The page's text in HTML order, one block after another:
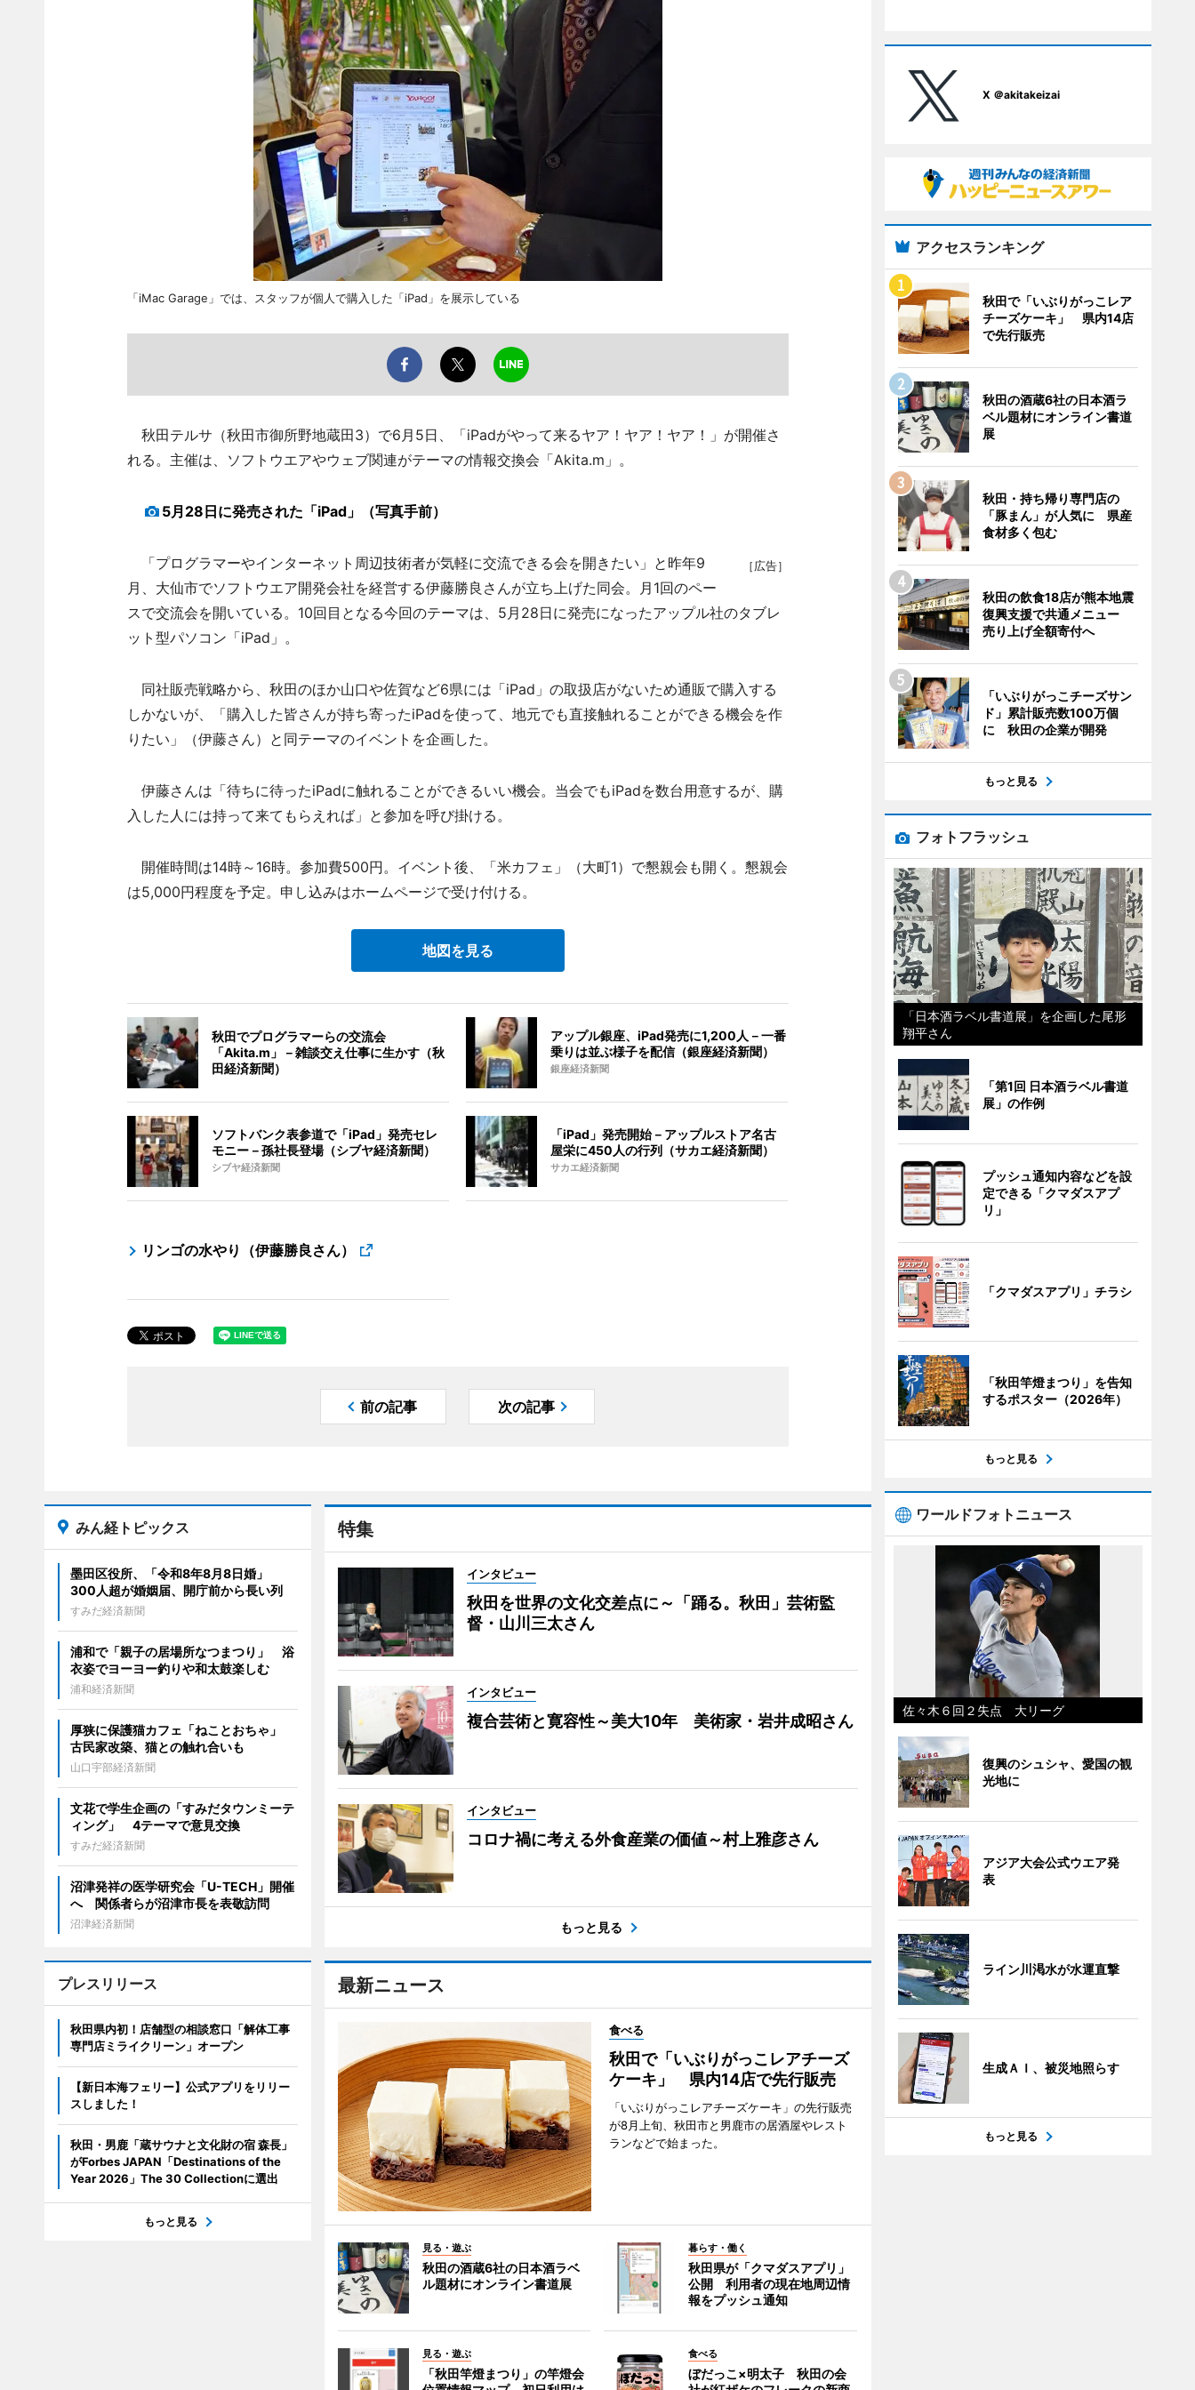
「iMac Garage」では、スタッフが個人で購入した「iPad」を展示している
秋田テルサ（秋田市御所野地蔵田3）で6月5日、「iPadがやって来るヤア！ヤア！ヤア！」が開催さ
れる。主催は、ソフトウエアやウェブ関連がテーマの情報交換会「Akita.m」。
5月28日に発売された「iPad」（写真手前）
［広告］
「プログラマーやインターネット周辺技術者が気軽に交流できる会を開きたい」と昨年9
月、大仙市でソフトウエア開発会社を経営する伊藤勝良さんが立ち上げた同会。月1回のペー
スで交流会を開いている。10回目となる今回のテーマは、5月28日に発売になったアップル社のタブレ
ット型パソコン「iPad」。
同社販売戦略から、秋田のほか山口や佐賀など6県には「iPad」の取扱店がないため通販で購入する
しかないが、「購入した皆さんが持ち寄ったiPadを使って、地元でも直接触れることができる機会を作
りたい」（伊藤さん）と同テーマのイベントを企画した。
伊藤さんは「待ちに待ったiPadに触れることができるいい機会。当会でもiPadを数台用意するが、購
入した人には持って来てもらえれば」と参加を呼び掛ける。
開催時間は14時～16時。参加費500円。イベント後、「米カフェ」（大町1）で懇親会も開く。懇親会
は5,000円程度を予定。申し込みはホームページで受け付ける。
地図を見る
秋田でプログラマーらの交流会
「Akita.m」－雑談交え仕事に生かす（秋
田経済新聞）
アップル銀座、iPad発売に1,200人－一番
乗りは並ぶ様子を配信（銀座経済新聞）
銀座経済新聞
ソフトバンク表参道で「iPad」発売セレ
モニー－孫社長登場（シブヤ経済新聞）
シブヤ経済新聞
「iPad」発売開始－アップルストア名古
屋栄に450人の行列（サカエ経済新聞）
サカエ経済新聞
リンゴの水やり（伊藤勝良さん）
前の記事 次の記事
特集
インタビュー
秋田を世界の文化交差点に～「踊る。秋田」芸術監
督・山川三太さん
インタビュー
複合芸術と寛容性～美大10年 美術家・岩井成昭さん
インタビュー
コロナ禍に考える外食産業の価値～村上雅彦さん
もっと見る
最新ニュース
食べる
秋田で「いぶりがっこレアチーズ
ケーキ」 県内14店で先行販売
「いぶりがっこレアチーズケーキ」の先行販売
が8月上旬、秋田市と男鹿市の居酒屋やレスト
ランなどで始まった。
見る・遊ぶ
秋田の酒蔵6社の日本酒ラベ
ル題材にオンライン書道展
暮らす・働く
秋田県が「クマダスアプリ」
公開 利用者の現在地周辺情
報をプッシュ通知
見る・遊ぶ
「秋田竿燈まつり」の竿燈会
食べる
ぼだっこ×明太子 秋田の会
みん経トピックス
墨田区役所、「令和8年8月8日婚」
300人超が婚姻届、開庁前から長い列
すみだ経済新聞
浦和で「親子の居場所なつまつり」 浴
衣姿でヨーヨー釣りや和太鼓楽しむ
浦和経済新聞
厚狭に保護猫カフェ「ねことおちゃ」
古民家改築、猫との触れ合いも
山口宇部経済新聞
文花で学生企画の「すみだタウンミーテ
ィング」 4テーマで意見交換
すみだ経済新聞
沼津発祥の医学研究会「U-TECH」開催
へ 関係者らが沼津市長を表敬訪問
沼津経済新聞
プレスリリース
秋田県内初！店舗型の相談窓口「解体工事
専門店ミライクリーン」オープン
【新日本海フェリー】公式アプリをリリー
スしました！
秋田・男鹿「蔵サウナと文化財の宿 森長」
がForbes JAPAN「Destinations of the
Year 2026」The 30 Collectionに選出
もっと見る
X ＠akitakeizai
アクセスランキング
秋田で「いぶりがっこレア
チーズケーキ」 県内14店
で先行販売
秋田の酒蔵6社の日本酒ラ
ベル題材にオンライン書道
展
秋田・持ち帰り専門店の
「豚まん」が人気に 県産
食材多く包む
秋田の飲食18店が熊本地震
復興支援で共通メニュー
売り上げ全額寄付へ
「いぶりがっこチーズサン
ド」累計販売数100万個
に 秋田の企業が開発
もっと見る
フォトフラッシュ
「日本酒ラベル書道展」を企画した尾形
翔平さん
「第1回 日本酒ラベル書道
展」の作例
プッシュ通知内容などを設
定できる「クマダスアプ
リ」
「クマダスアプリ」チラシ
「秋田竿燈まつり」を告知
するポスター（2026年）
もっと見る
ワールドフォトニュース
佐々木６回２失点 大リーグ
復興のシュシャ、愛国の観
光地に
アジア大会公式ウエア発
表
ライン川渇水が水運直撃
生成ＡＩ、被災地照らす
もっと見る